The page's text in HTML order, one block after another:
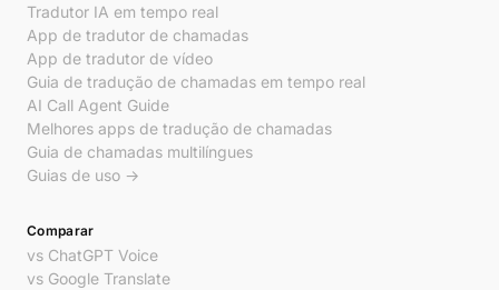
Tradutor IA em tempo real
App de tradutor de chamadas
App de tradutor de vídeo
Guia de tradução de chamadas em tempo real
AI Call Agent Guide
Melhores apps de tradução de chamadas
Guia de chamadas multilíngues
Guias de uso →
Comparar
vs ChatGPT Voice
vs Google Translate